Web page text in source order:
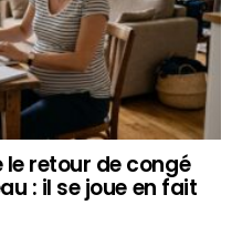
le retour de congé
: il se joue en fait